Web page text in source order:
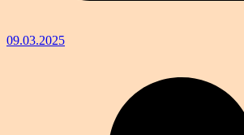
09.03.2025